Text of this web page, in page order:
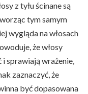
z tyłu ścinane są
tym samym
wygląda na włosach
że włosy
sprawiają wrażenie,
zaznaczyć, że
być dopasowana